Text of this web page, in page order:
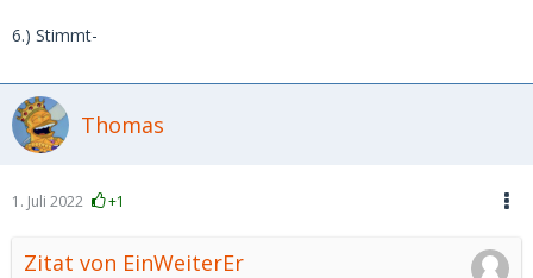
6.) Stimmt-
Thomas
1. Juli 2022 +1
Zitat von EinWeiterEr